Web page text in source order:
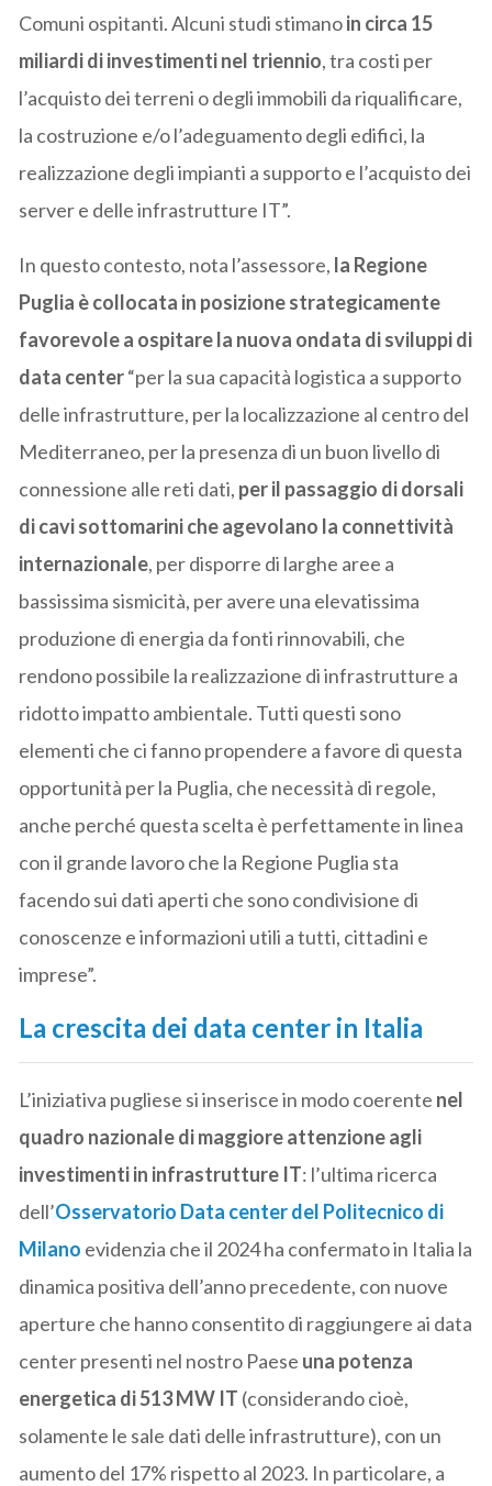
Comuni ospitanti. Alcuni studi stimanoin circa 15
miliardi di investimenti nel triennio, tra costi per
l’acquisto dei terreni o degli immobili da riqualificare,
la costruzione e/o l’adeguamento degli edifici, la
realizzazione degli impianti a supporto e l’acquisto dei
server e delle infrastrutture IT”.
In questo contesto, nota l’assessore, la Regione
Puglia è collocata in posizione strategicamente
favorevole a ospitare la nuova ondata di sviluppi di
data center“per la sua capacità logistica a supporto
delle infrastrutture, per la localizzazione al centro del
Mediterraneo, per la presenza di un buon livello di
connessione alle reti dati, per il passaggio di dorsali
di cavi sottomarini che agevolano la connettività
internazionale, per disporre di larghe aree a
bassissima sismicità, per avere una elevatissima
produzione di energia da fonti rinnovabili, che
rendono possibile la realizzazione di infrastrutture a
ridotto impatto ambientale. Tutti questi sono
elementi che ci fanno propendere a favore di questa
opportunità per la Puglia, che necessità di regole,
anche perché questa scelta è perfettamente in linea
con il grande lavoro che la Regione Puglia sta
facendo sui dati aperti che sono condivisione di
conoscenze e informazioni utili a tutti, cittadini e
imprese”.
La crescita dei data center in Italia
L’iniziativa pugliese si inserisce in modo coerente nel
quadro nazionale di maggiore attenzione agli
investimenti in infrastrutture IT: l’ultima ricerca
dell’Osservatorio Data center del Politecnico di
Milano evidenzia che il 2024 ha confermato in Italia la
dinamica positiva dell’anno precedente, con nuove
aperture che hanno consentito di raggiungere ai data
center presenti nel nostro Paese una potenza
energetica di 513 MW IT (considerando cioè,
solamente le sale dati delle infrastrutture), con un
aumento del 17% rispetto al 2023. In particolare, a